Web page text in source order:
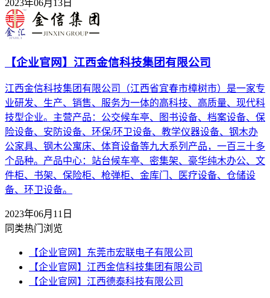
2023年06月13日
【企业官网】江西金信科技集团有限公司
江西金信科技集团有限公司（江西省宜春市樟树市）是一家专
业研发、生产、销售、服务为一体的高科技、高质量、现代科
技型企业。主营产品：公交候车亭、图书设备、档案设备、保
险设备、安防设备、环保/环卫设备、教学仪器设备、钢木办
公家具、钢木公寓床、体育设备等九大系列产品，一百三十多
个品种。产品中心：站台候车亭、密集架、豪华纯木办公、文
件柜、书架、保险柜、枪弹柜、金库门、医疗设备、仓储设
备、环卫设备。
2023年06月11日
同类热门浏览
【企业官网】东莞市宏联电子有限公司
【企业官网】江西金信科技集团有限公司
【企业官网】江西德泰科技有限公司